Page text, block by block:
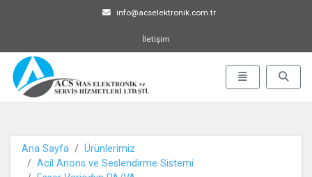
info@acselektronik.com.tr
İletişim
ACS MAS Elektronik ve
Menü Aç-Kapat
Arama
Ana Sayfa
Ürünlerimiz
Acil Anons ve Seslendirme Sistemi